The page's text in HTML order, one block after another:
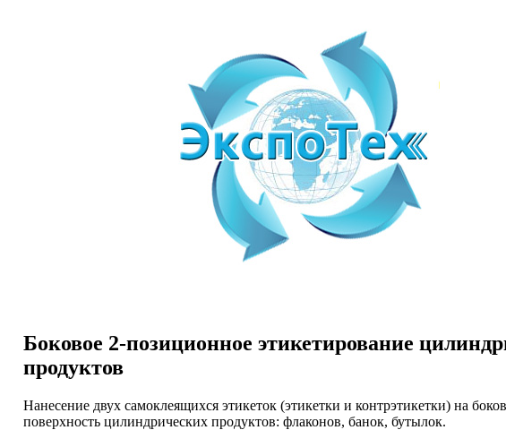
Боковое 2-позиционное этикетирование
продуктов
Нанесение двух самоклеящихся этикеток (этикетки и контрэтикетки) на
поверхность цилиндрических продуктов: флаконов, банок, бутылок.